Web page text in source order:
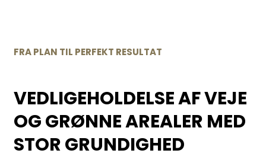
FRA PLAN TIL PERFEKT RESULTAT
VEDLIGEHOLDELSE AF VEJE
OG GRØNNE AREALER MED
STOR GRUNDIGHED